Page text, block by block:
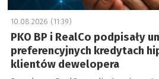
10.08.2026 (11:39)
PKO BP i RealCo podpisały
preferencyjnych kredytach
klientów dewelopera